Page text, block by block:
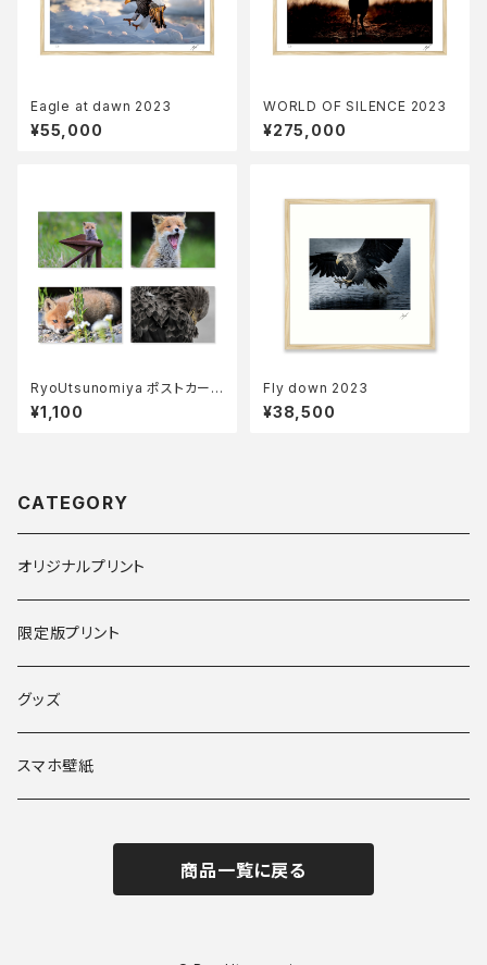
Eagle at dawn 2023
¥55,000
WORLD OF SILENCE 2023
¥275,000
RyoUtsunomiya ポストカード
Bセット
¥1,100
Fly down 2023
¥38,500
CATEGORY
オリジナルプリント
限定版プリント
グッズ
スマホ壁紙
商品一覧に戻る